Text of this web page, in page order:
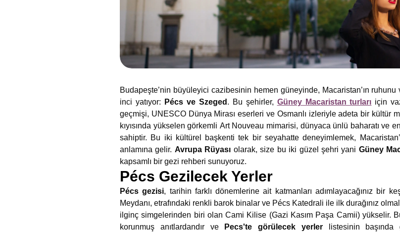
Budapeşte’nin büyüleyici cazibesinin hemen güneyinde, Macaristan’ın
inci yatıyor:
Pécs ve Szeged . Bu şehirler, Güney Macaristan turları için
geçmişi, UNESCO Dünya Mirası eserleri ve Osmanlı izleriyle adeta bir kültür
kıyısında yükselen görkemli Art Nouveau mimarisi, dünyaca ünlü baharatı ve
sahiptir. Bu iki kültürel başkenti tek bir seyahatte deneyimlemek,
anlamına gelir. Avrupa Rüyası olarak, size bu iki güzel şehri yani Güney
kapsamlı bir gezi rehberi sunuyoruz.
Pécs Gezilecek Yerler
Pécs gezisi, tarihin farklı dönemlerine ait katmanları adımlayacağınız bir
Meydanı, etrafındaki renkli barok binalar ve Pécs Katedrali ile ilk durağınız
ilginç simgelerinden biri olan Cami Kilise (Gazi Kasım Paşa Camii) yükselir.
korunmuş anıtlardandır ve
Pecs'te görülecek yerlerlistesinin başında